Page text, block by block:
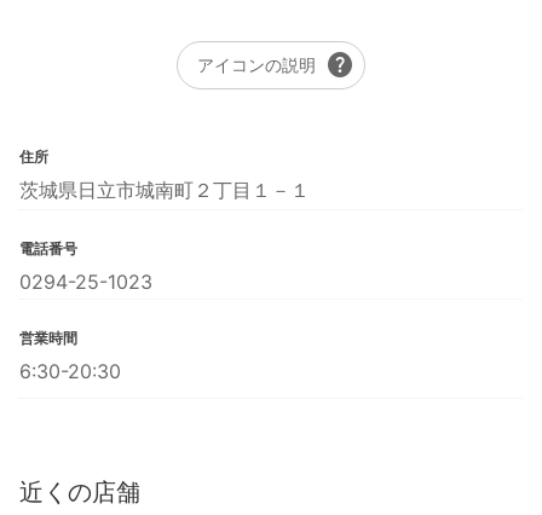
アイコンの説明 help
住所
茨城県日立市城南町２丁目１－１
電話番号
0294-25-1023
営業時間
6:30-20:30
近くの店舗